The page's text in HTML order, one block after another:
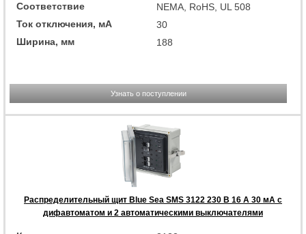
Соответствие
NEMA, RoHS, UL 508
Ток отключения, мА
30
Ширина, мм
188
Узнать о поступлении
Распределительный щит Blue Sea SMS 3122 230 В 16 А 30 мА с
дифавтоматом и 2 автоматическими выключателями